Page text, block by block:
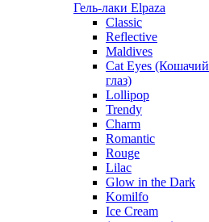
Гель-лаки Elpaza
Classic
Reflective
Maldives
Cat Eyes (Кошачий
глаз)
Lollipop
Trendy
Charm
Romantic
Rouge
Lilac
Glow in the Dark
Komilfo
Ice Cream